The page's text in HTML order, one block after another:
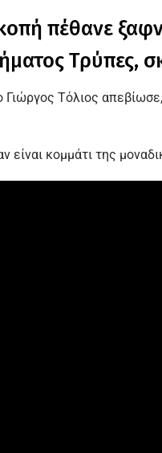
πέθανε
Τρύπες,
Γιώργος Τόλιος
είναι κομμάτι της